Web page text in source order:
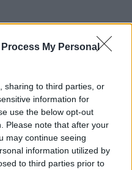
Process My Personal
sharing to third parties, or
information for
use the below opt-out
Please note that after your
may continue seeing
information utilized by
to third parties prior to
0,59%, στα 320,42